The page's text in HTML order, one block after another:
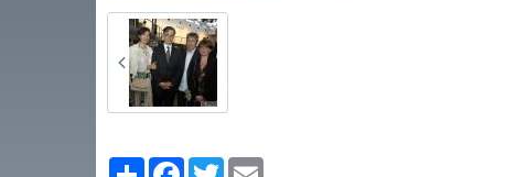
PartagerFacebook
Twitter